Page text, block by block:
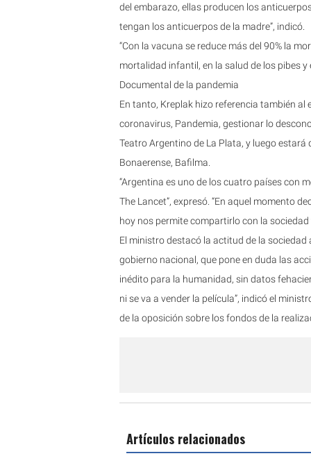
del embarazo, ellas producen los
tengan los anticuerpos de la madre”, indicó.
“Con la vacuna se reduce más del 90% la
mortalidad infantil, en la salud de los pibes
Documental de la pandemia
En tanto, Kreplak hizo referencia también al
coronavirus, Pandemia, gestionar lo
Teatro Argentino de La Plata, y luego
Bonaerense, Bafilma.
“Argentina es uno de los cuatro países con
The Lancet”, expresó. “En aquel momento
hoy nos permite compartirlo con la sociedad
El ministro destacó la actitud de la
gobierno nacional, que pone en duda las
inédito para la humanidad, sin datos
ni se va a vender la película”, indicó el
de la oposición sobre los fondos de la
Artículos relacionados